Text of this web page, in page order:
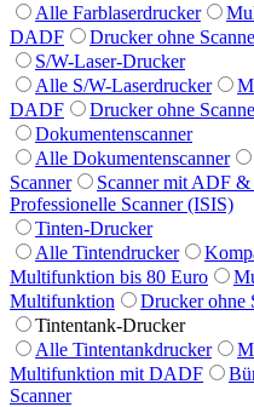
Alle Farblaserdrucker
DADF
Drucker ohne
S/W-Laser-Drucker
Alle S/W-Laserdrucker
DADF
Drucker ohne
Dokumentenscanner
Alle Dokumentenscanner
Scanner
Scanner mit ADF &
Professionelle Scanner (ISIS)
Tinten-Drucker
Alle Tintendrucker
Multifunktion bis 80 Euro
Multifunktion
Drucker ohne
Tintentank-Drucker
Alle Tintentankdrucker
Multifunktion mit DADF
Scanner